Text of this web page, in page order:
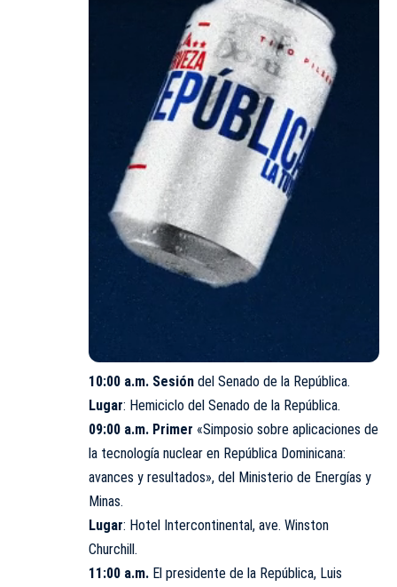
10:00 a.m. Sesión del Senado de la República.
Lugar: Hemiciclo del Senado de la República.
09:00 a.m. Primer «Simposio sobre aplicaciones de
la tecnología nuclear en República Dominicana:
avances y resultados», del Ministerio de Energías y
Minas.
Lugar: Hotel Intercontinental, ave. Winston
Churchill.
11:00 a.m. El presidente de la República, Luis